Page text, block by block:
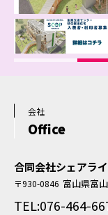
会社
Office
合同会社シェアラ
〒930-0846 富山県富
TEL:076-464-